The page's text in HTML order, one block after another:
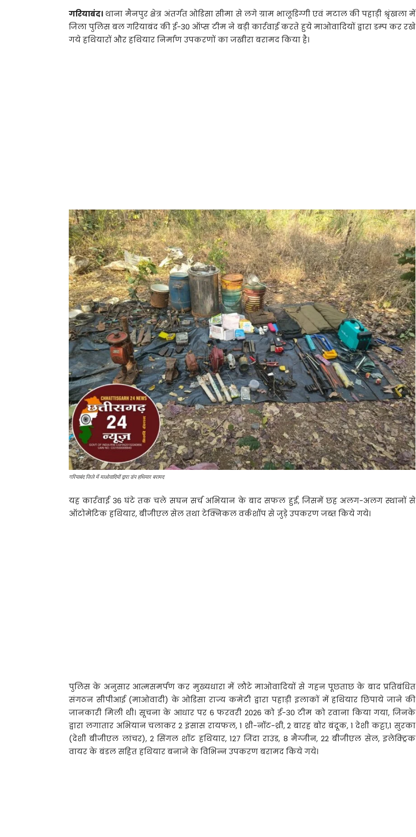
गरियाबंद। थाना मैनपुर क्षेत्र अंतर्गत ओडिसा सीमा से लगे ग्राम भालूडिग्गी एवं मटाल की पहाड़ी श्रृंखला में
जिला पुलिस बल गरियाबंद की ई-30 ऑप्स टीम ने बड़ी कार्रवाई करते हुये माओवादियों द्वारा डम्प कर रखे
गये हथियारों और हथियार निर्माण उपकरणों का जखीरा बरामद किया है।
गरियाबंद जिले में माओवादियों द्वारा डंप हथियार बरामद
यह कार्रवाई 36 घंटे तक चले सघन सर्च अभियान के बाद सफल हुई, जिसमें छह अलग-अलग स्थानों से
ऑटोमेटिक हथियार, बीजीएल सेल तथा टेक्निकल वर्कशॉप से जुड़े उपकरण जब्त किये गये।
पुलिस के अनुसार आत्मसमर्पण कर मुख्यधारा में लौटे माओवादियों से गहन पूछताछ के बाद प्रतिबंधित
संगठन सीपीआई (माओवादी) के ओडिसा राज्य कमेटी द्वारा पहाड़ी इलाकों में हथियार छिपाये जाने की
जानकारी मिली थी। सूचना के आधार पर 6 फरवरी 2026 को ई-30 टीम को रवाना किया गया, जिनके
द्वारा लगातार अभियान चलाकर 2 इंसास रायफल, 1 थ्री-नॉट-थ्री, 2 बारह बोर बंदूक, 1 देशी कट्टा,1 सुरका
(देशी बीजीएल लांचर), 2 सिंगल शॉट हथियार, 127 जिंदा राउंड, 8 मैग्जीन, 22 बीजीएल सेल, इलेक्ट्रिक
वायर के बंडल सहित हथियार बनाने के विभिन्न उपकरण बरामद किये गये।